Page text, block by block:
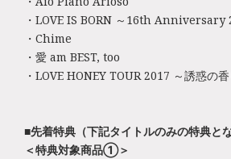
・LOVE IS BORN ～16th Anniversary
・Chime
・愛 am BEST, too
・LOVE HONEY TOUR 2017 ～誘惑の
■先着特典（下記タイトルのみの特典と
＜特典対象商品①＞